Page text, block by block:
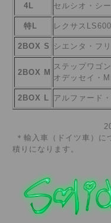
4L セルシオ・シ
特L レクサス
2BOX S シエンタ・フ
2BOX M
ステップワゴ
オデッセイ・
2BOX L アルファード
＊輸入車（ドイツ車）に
積りになります。